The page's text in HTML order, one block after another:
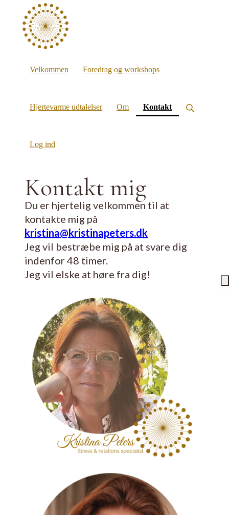
Velkommen Foredrag og workshops
Hjertevarme udtalelser Om Kontakt(current)
Log ind
Kontakt mig
Du er hjertelig velkommen til at
kontakte mig på
kristina@kristinapeters.dk
Jeg vil bestræbe mig på at svare dig
indenfor 48 timer.
Jeg vil elske at høre fra dig!